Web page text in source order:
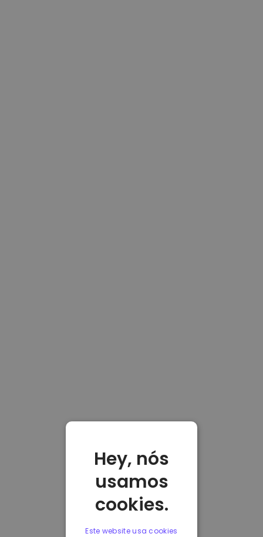
Hey, nós
usamos
cookies.
Este website usa cookies